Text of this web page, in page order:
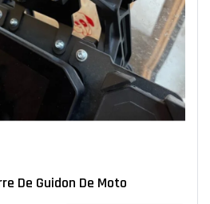
De Guidon De Moto